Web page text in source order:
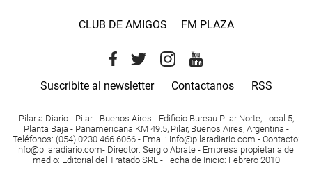
CLUB DE AMIGOS FM PLAZA
Suscribite al newsletter Contactanos RSS
Pilar a Diario - Pilar - Buenos Aires - Edificio Bureau Pilar Norte, Local 5,
Planta Baja - Panamericana KM 49.5, Pilar, Buenos Aires, Argentina -
Teléfonos: (054) 0230 466 6066 - Email : info@pilaradiario.com - Contacto:
info@pilaradiario.com- Director: Sergio Abrate - Empresa propietaria del
medio: Editorial del Tratado SRL - Fecha de Inicio: Febrero 2010